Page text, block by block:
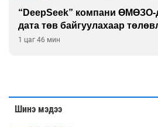
“DeepSeek” компани
дата төв байгуулахаар
1 цаг 46 мин
Шинэ мэдээ